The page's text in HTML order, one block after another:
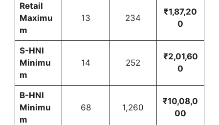
Retail
Maximu
m
13 234
₹1,87,20
0
S-HNI
Minimu
m
14 252
₹2,01,60
0
B-HNI
Minimu
m
68 1,260
₹10,08,0
00